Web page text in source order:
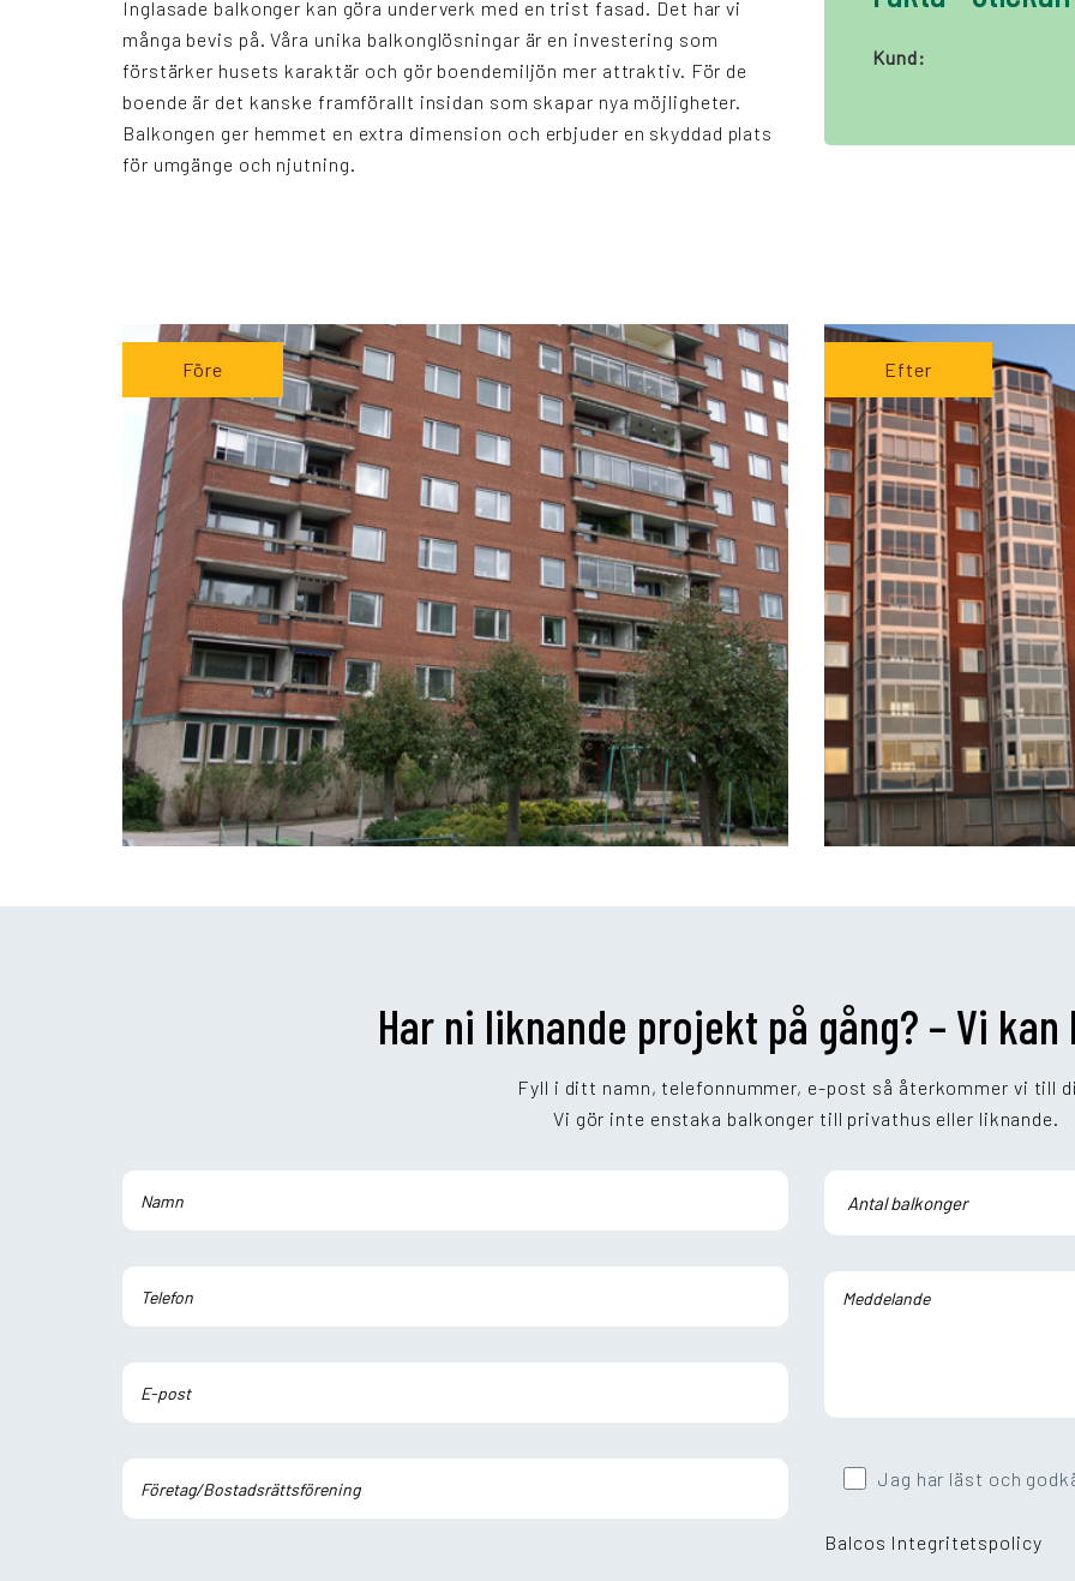
Inglasade balkonger kan göra underverk med en trist fasad. Det har vi
många bevis på. Våra unika balkonglösningar är en investering som
förstärker husets karaktär och gör boendemiljön mer attraktiv. För de
boende är det kanske framförallt insidan som skapar nya möjligheter.
Balkongen ger hemmet en extra dimension och erbjuder en skyddad plats
för umgänge och njutning.
Kund:
Före Efter
Har ni liknande projekt på gång? – Vi
Fyll i ditt namn, telefonnummer, e-post så återkommer vi till
Vi gör inte enstaka balkonger till privathus eller liknande.
Lämna detta fält tomt.
Jag har läst och
Balcos Integritetspolicy